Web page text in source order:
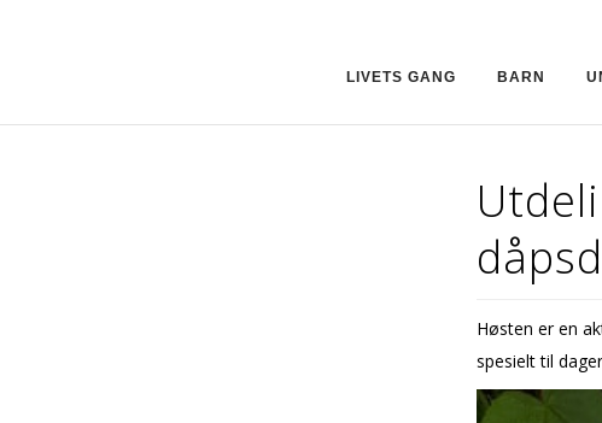
LIVETS GANG BARN
Høsten er en
spesielt til